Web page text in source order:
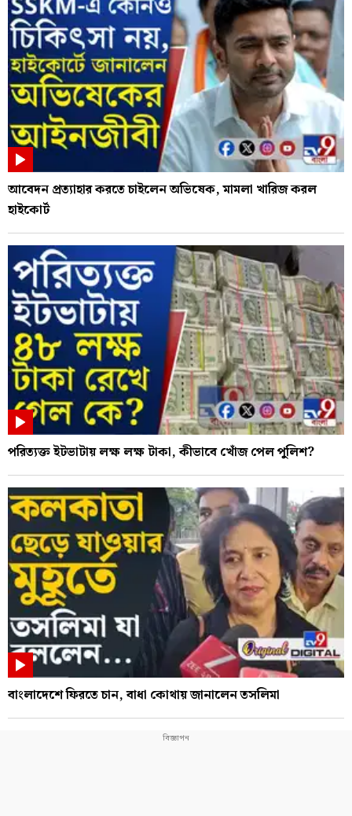
আবেদন প্রত্যাহার করতে চাইলেন অভিষেক, মামলা খারিজ করল
হাইকোর্ট
পরিত্যক্ত ইটভাটায় লক্ষ লক্ষ টাকা, কীভাবে খোঁজ পেল পুলিশ?
বাংলাদেশে ফিরতে চান, বাধা কোথায় জানালেন তসলিমা